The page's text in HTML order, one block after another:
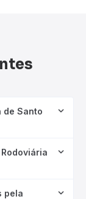
de Santo
pela